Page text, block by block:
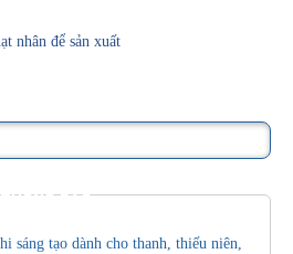
nhân để sản xuất
THÔNG BÁO
sáng tạo dành cho thanh, thiếu niên,